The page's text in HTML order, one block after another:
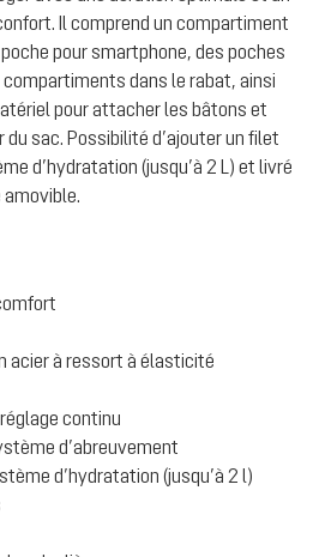
Il comprend un compartiment
pour smartphone, des poches
dans le rabat, ainsi
pour attacher les bâtons et
du sac. Possibilité d’ajouter un filet
d’hydratation (jusqu’à 2 L) et livré
amovible.
acier à ressort à élasticité
continu
d’abreuvement
d’hydratation (jusqu’à 2 l)